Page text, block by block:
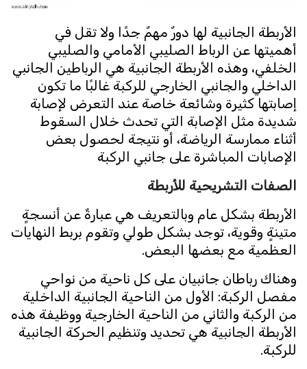
الأربطة الجانبية لها دورٌ مهمٌ جدًا ولا تقل في
أهميتها عن الرباط الصليبي الأمامي والصليبي
الخلفي، وهذه الأربطة الجانبية هي الرباطين الجانبي
الداخلي والجانبي الخارجي للركبة غالبًا ما تكون
إصابتها كثيرة وشائعة خاصة عند التعرض لإصابة
شديدة مثل الإصابة التي تحدث خلال السقوط
أثناء ممارسة الرياضة، أو نتيجة لحصول بعض
الإصابات المباشرة على جانبي الركبة
الصفات التشريحية للأربطة
الأربطة بشكل عام وبالتعريف هي عبارةٌ عن أنسجةٍ
متينةٍ وقوية، توجد بشكل طولي وتقوم بربط النهايات
العظمية مع بعضها البعض.
وهناك رباطان جانبيان على كل ناحية من نواحي
مفصل الركبة: الأول من الناحية الجانبية الداخلية
من الركبة والثاني من الناحية الخارجية ووظيفة هذه
الأربطة الجانبية هي تحديد وتنظيم الحركة الجانبية
للركبة.